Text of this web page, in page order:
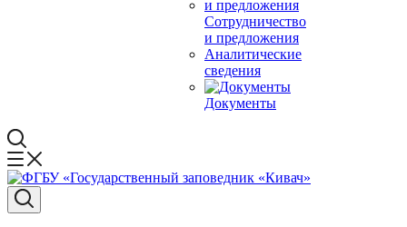
Сотрудничество
и предложения
Аналитические
сведения
Документы